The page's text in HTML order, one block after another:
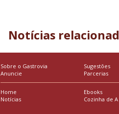
Notícias
Sobre o Gastrovia
Anuncie
Sugestões
Parcerias
Home
Notícias
Ebooks
Cozinha de A